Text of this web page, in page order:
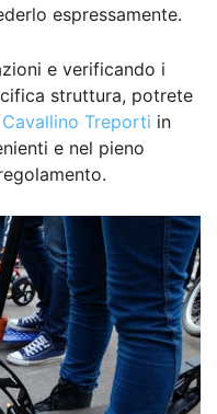
espressamente.
e verificando i
struttura, potrete
Cavallino Treporti in
e nel pieno